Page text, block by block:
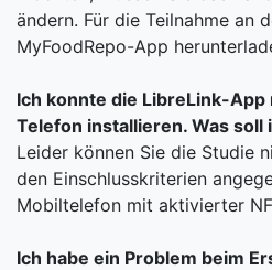
ändern. Für die Teilnahme an
MyFoodRepo-App
Ich konnte die LibreLink-App
Telefon installieren. Was soll
Leider können Sie die Studie
den Einschlusskriterien
Mobiltelefon mit aktivierter
Ich habe ein Problem beim